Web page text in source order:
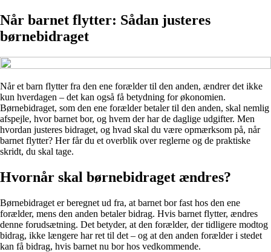
Når barnet flytter: Sådan justeres
børnebidraget
Når et barn flytter fra den ene forælder til den anden, ændrer det ikke
kun hverdagen – det kan også få betydning for økonomien.
Børnebidraget, som den ene forælder betaler til den anden, skal nemlig
afspejle, hvor barnet bor, og hvem der har de daglige udgifter. Men
hvordan justeres bidraget, og hvad skal du være opmærksom på, når
barnet flytter? Her får du et overblik over reglerne og de praktiske
skridt, du skal tage.
Hvornår skal børnebidraget ændres?
Børnebidraget er beregnet ud fra, at barnet bor fast hos den ene
forælder, mens den anden betaler bidrag. Hvis barnet flytter, ændres
denne forudsætning. Det betyder, at den forælder, der tidligere modtog
bidrag, ikke længere har ret til det – og at den anden forælder i stedet
kan få bidrag, hvis barnet nu bor hos vedkommende.